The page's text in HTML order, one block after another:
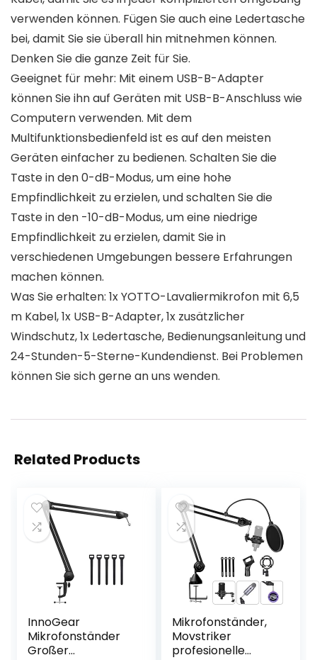
verwenden können. Fügen Sie auch eine Ledertasche
bei, damit Sie sie überall hin mitnehmen können.
Denken Sie die ganze Zeit für Sie.
Geeignet für mehr: Mit einem USB-B-Adapter
können Sie ihn auf Geräten mit USB-B-Anschluss wie
Computern verwenden. Mit dem
Multifunktionsbedienfeld ist es auf den meisten
Geräten einfacher zu bedienen. Schalten Sie die
Taste in den 0-dB-Modus, um eine hohe
Empfindlichkeit zu erzielen, und schalten Sie die
Taste in den -10-dB-Modus, um eine niedrige
Empfindlichkeit zu erzielen, damit Sie in
verschiedenen Umgebungen bessere Erfahrungen
machen können.
Was Sie erhalten: 1x YOTTO-Lavaliermikrofon mit 6,5
m Kabel, 1x USB-B-Adapter, 1x zusätzlicher
Windschutz, 1x Ledertasche, Bedienungsanleitung und
24-Stunden-5-Sterne-Kundendienst. Bei Problemen
können Sie sich gerne an uns wenden.
Related Products
InnoGear
Mikrofonständer
Großer
Mikrofonständer,
Movstriker
profesionelle